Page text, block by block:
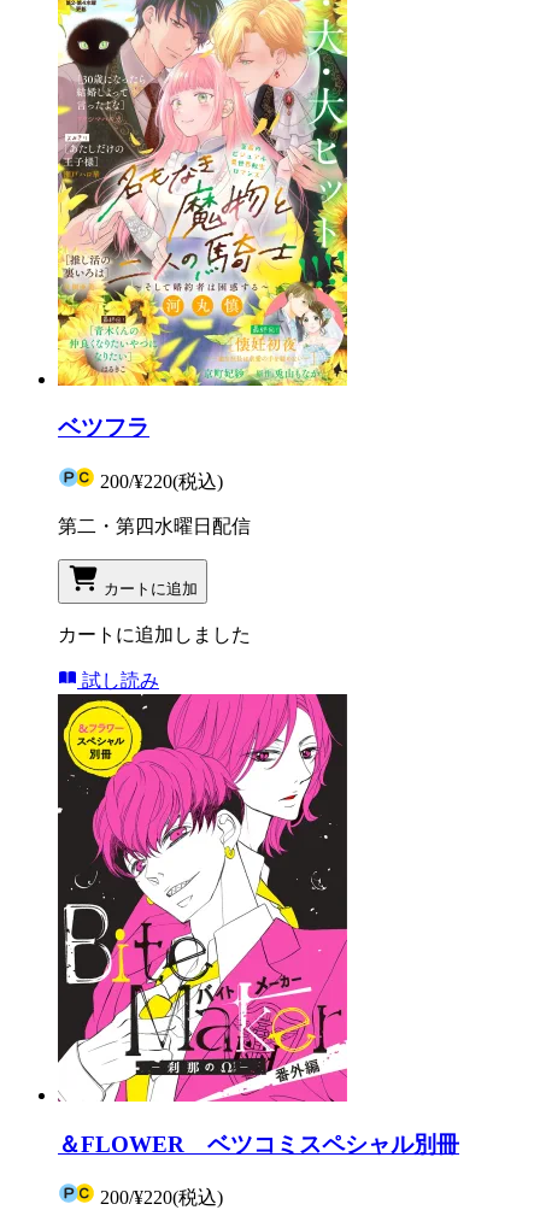
ベツフラ
200/¥220(税込)
第二・第四水曜日配信
カートに追加
カートに追加しました
試し読み
＆FLOWER ベツコミスペシャル別冊
200/¥220(税込)